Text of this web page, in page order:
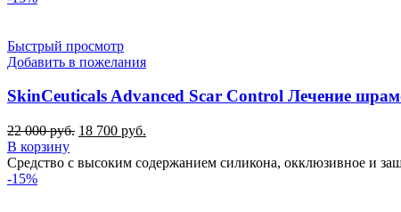
Быстрый просмотр
Добавить в пожелания
SkinCeuticals Advanced Scar Control Лечение
22 000руб. Первоначальная
составляла
18 700 руб.
18
В корзину
Средство с высоким содержанием силикона, окклюзивное и
-15%